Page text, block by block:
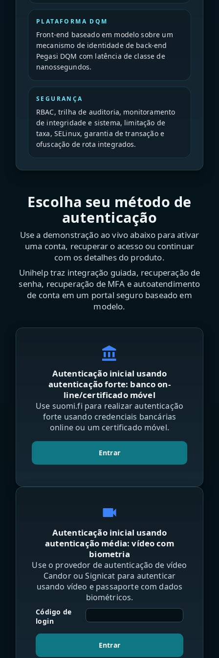
PLATAFORMA DQM
Front-end baseado em modelo sobre um
mecanismo de identidade de back-end
Pegasi DQM com latência de classe de
nanossegundos.
SEGURANÇA
RBAC, trilha de auditoria, monitoramento
de integridade e sistema, limitação de
taxa, SELinux, garantia de transação e
ofuscação de rota integrados.
Escolha seu método de
autenticação
Use a demonstração ao vivo abaixo para ativar
uma conta, recuperar o acesso ou continuar
com os detalhes do produto.
Unihelp traz integração guiada, recuperação de
senha, recuperação de MFA e autoatendimento
de conta em um portal seguro baseado em
modelo.
account_balance
Autenticação inicial usando
autenticação forte: banco on-
line/certificado móvel
Use suomi.fi para realizar autenticação
forte usando credenciais bancárias
online ou um certificado móvel.
Entrar
videocam
Autenticação inicial usando
autenticação média: vídeo com
biometria
Use o provedor de autenticação de vídeo
Candor ou Signicat para autenticar
usando vídeo e passaporte com dados
biométricos.
Código de
login
Entrar